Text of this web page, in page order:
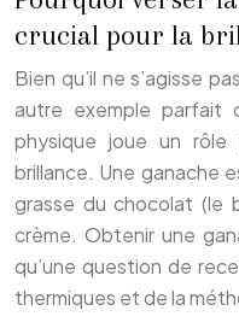
crucial pour la
Bien qu’il ne s’agisse
autre exemple parfait
physique joue un rôle
brillance. Une ganache
grasse du chocolat (le
crème. Obtenir une
qu’une question de
thermiques et de la